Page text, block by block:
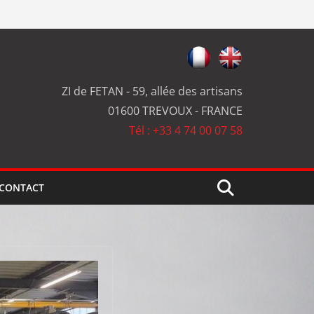
ZI de FETAN - 59, allée des artisans
01600 TREVOUX - FRANCE
Tél : +33 4 74 00 07 58